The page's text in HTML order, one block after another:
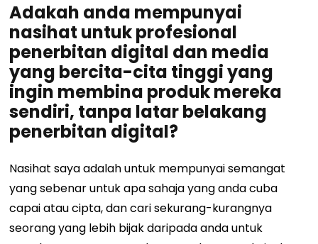
Adakah anda mempunyai
nasihat untuk profesional
penerbitan digital dan media
yang bercita-cita tinggi yang
ingin membina produk mereka
sendiri, tanpa latar belakang
penerbitan digital?
Nasihat saya adalah untuk mempunyai semangat
yang sebenar untuk apa sahaja yang anda cuba
capai atau cipta, dan cari sekurang-kurangnya
seorang yang lebih bijak daripada anda untuk